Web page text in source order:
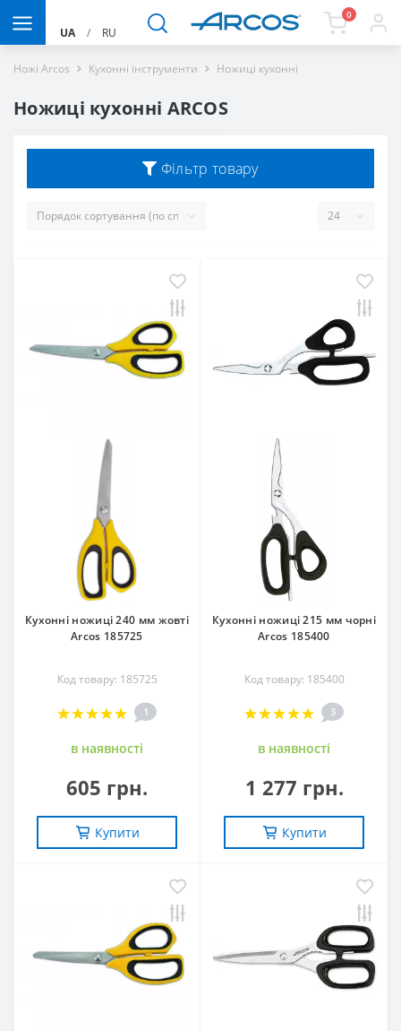
UA / RU
0
Ножі Arcos Кухонні інструменти Ножиці кухонні
Ножиці кухонні ARCOS
Фільтр товару
Кухонні ножиці 240 мм жовті
Arcos 185725
Код товару: 185725
1
в наявностi
605 грн.
Купити
Кухонні ножиці 215 мм чорні
Arcos 185400
Код товару: 185400
3
в наявностi
1 277 грн.
Купити